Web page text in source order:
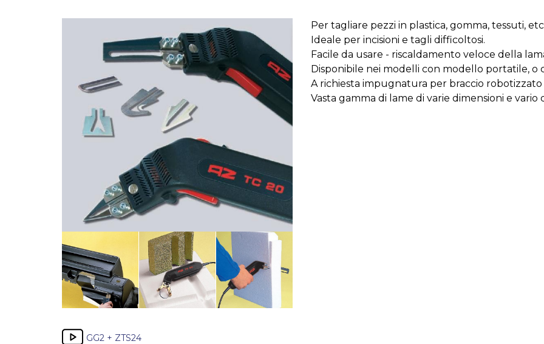
GG2 + ZTS24
Per tagliare pezzi in plastica, gomma, tessuti,
Ideale per incisioni e tagli difficoltosi.
Facile da usare - riscaldamento veloce della
Disponibile nei modelli con modello portatile, o
A richiesta impugnatura per braccio robotizzato
Vasta gamma di lame di varie dimensioni e vario